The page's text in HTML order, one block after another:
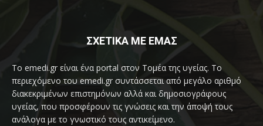
ΣΧΕΤΙΚΑ ΜΕ ΕΜΑΣ
Το emedi.gr είναι ένα portal στον Τομέα της υγείας. Το
περιεχόμενο του emedi.gr συντάσσεται από μεγάλο αριθμό
διακεκριμένων επιστημόνων αλλά και δημοσιογράφους
υγείας, που προσφέρουν τις γνώσεις και την άποψή τους
ανάλογα με το γνωστικό τους αντικείμενο.